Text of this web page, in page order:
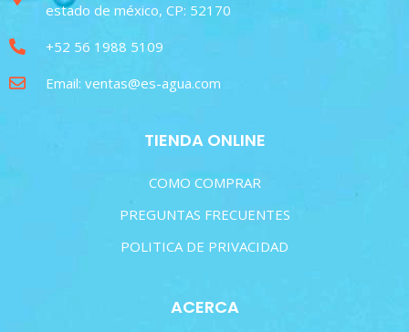
estado de méxico, CP: 52170
+52 56 1988 5109
Email: ventas@es-agua.com
TIENDA ONLINE
COMO COMPRAR
PREGUNTAS FRECUENTES
POLITICA DE PRIVACIDAD
ACERCA